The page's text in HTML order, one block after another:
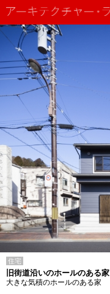
住宅
旧街道沿いのホールのある家
大きな気積のホールのある家